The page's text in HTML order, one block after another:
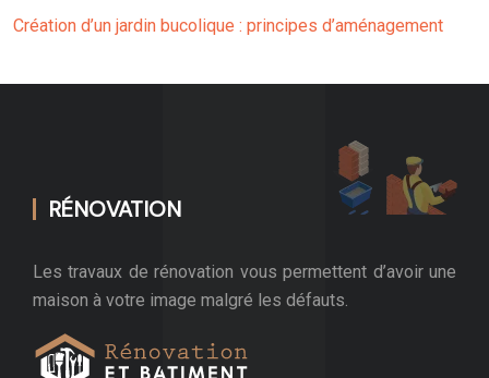
Création d’un jardin bucolique : principes d’aménagement
RÉNOVATION
Les travaux de rénovation vous permettent d’avoir une
maison à votre image malgré les défauts.